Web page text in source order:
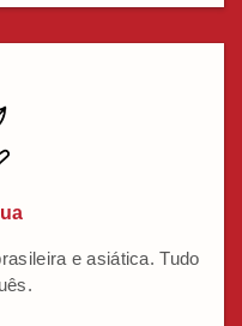
e asiática. Tudo